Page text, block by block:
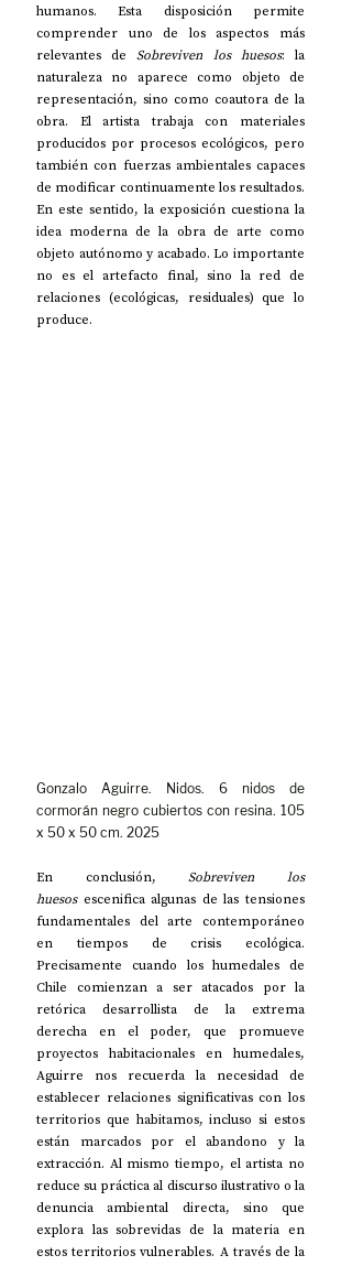
humanos. Esta disposición permite
comprender uno de los aspectos más
relevantes de Sobreviven los huesos: la
naturaleza no aparece como objeto de
representación, sino como coautora de la
obra. El artista trabaja con materiales
producidos por procesos ecológicos, pero
también con fuerzas ambientales capaces
de modificar continuamente los resultados.
En este sentido, la exposición cuestiona la
idea moderna de la obra de arte como
objeto autónomo y acabado. Lo importante
no es el artefacto final, sino la red de
relaciones (ecológicas, residuales) que lo
produce.
Gonzalo Aguirre. Nidos. 6 nidos de
cormorán negro cubiertos con resina. 105
x 50 x 50 cm. 2025
En conclusión, Sobreviven los
huesos escenifica algunas de las tensiones
fundamentales del arte contemporáneo
en tiempos de crisis ecológica.
Precisamente cuando los humedales de
Chile comienzan a ser atacados por la
retórica desarrollista de la extrema
derecha en el poder, que promueve
proyectos habitacionales en humedales,
Aguirre nos recuerda la necesidad de
establecer relaciones significativas con los
territorios que habitamos, incluso si estos
están marcados por el abandono y la
extracción. Al mismo tiempo, el artista no
reduce su práctica al discurso ilustrativo o la
denuncia ambiental directa, sino que
explora las sobrevidas de la materia en
estos territorios vulnerables. A través de la